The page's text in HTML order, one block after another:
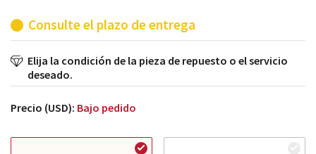
Consulte el plazo de entrega
Elija la condición de la pieza de repuesto o el servicio
deseado.
Precio (USD): Bajo pedido